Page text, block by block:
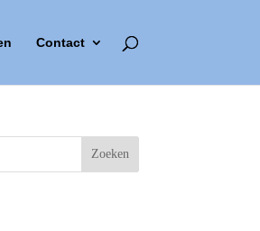
Contact